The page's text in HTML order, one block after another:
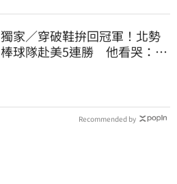
獨家／穿破鞋拚回冠軍！北勢
棒球隊赴美5連勝 他看哭：台
Recommended by